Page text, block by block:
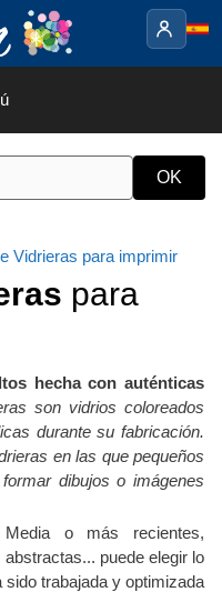
Vidrieras para imprimir
para
hecha con auténticas
son vidrios coloreados
durante su fabricación.
en las que pequeños
dibujos o imágenes
o más recientes,
puede elegir lo
trabajada y optimizada